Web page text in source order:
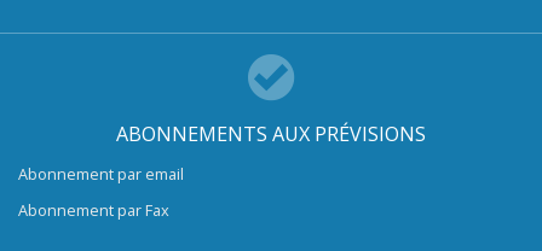
ABONNEMENTS AUX PRÉVISIONS
Abonnement par email
Abonnement par Fax